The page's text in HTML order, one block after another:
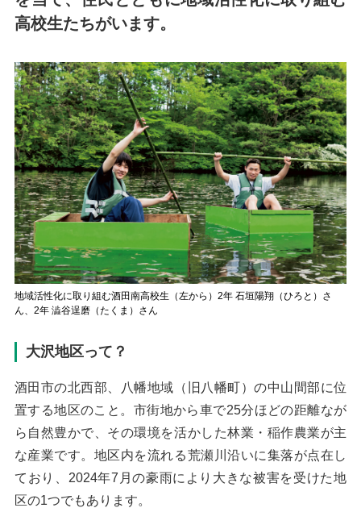
高校生たちがいます。
地域活性化に取り組む酒田南高校生（左から）2年 石垣陽翔（ひろと）さ
ん、2年 澁谷逞磨（たくま）さん
大沢地区って？
酒田市の北西部、八幡地域（旧八幡町）の中山間部に位
置する地区のこと。市街地から車で25分ほどの距離なが
ら自然豊かで、その環境を活かした林業・稲作農業が主
な産業です。地区内を流れる荒瀬川沿いに集落が点在し
ており、2024年7月の豪雨により大きな被害を受けた地
区の1つでもあります。